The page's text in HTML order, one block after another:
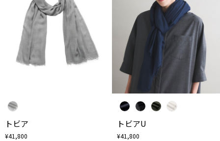
トビア
¥41,800
トビアU
¥41,800